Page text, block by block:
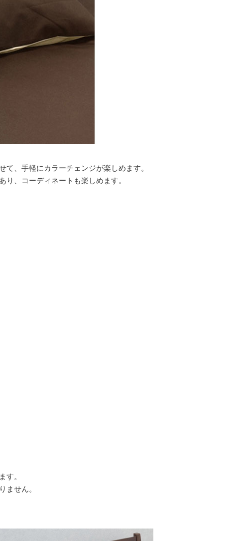
、手軽にカラーチェンジが楽しめます。
、コーディネートも楽しめます。
す。
ません。